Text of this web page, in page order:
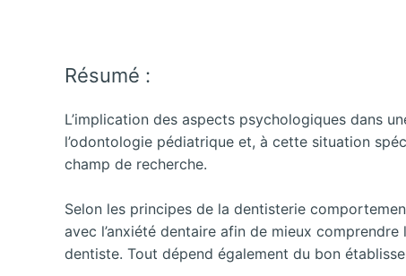
Résumé :
L’implication des aspects psychologiques dans
l’odontologie pédiatrique et, à cette situation
champ de recherche.
Selon les principes de la dentisterie
avec l’anxiété dentaire afin de mieux
dentiste. Tout dépend également du bon